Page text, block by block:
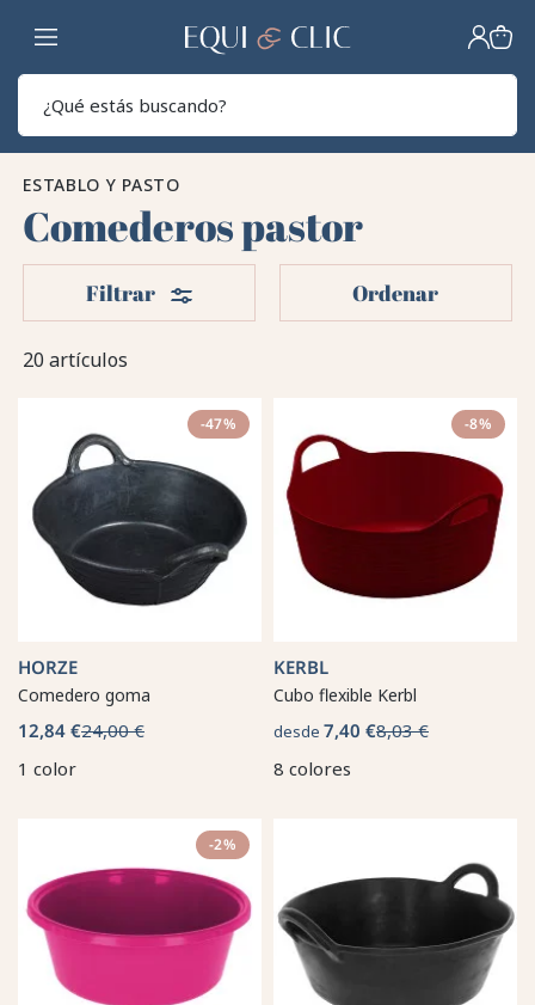
Hogar
ESTABLO Y PASTO
Comederos pastor
20 artículos
Filtrar Filtros Ordenar
-47%
HORZE
Comedero goma
12,84 €24,00 €
1 color
-8%
KERBL
Cubo flexible Kerbl
desde 7,40 €8,03 €
8 colores
-2%